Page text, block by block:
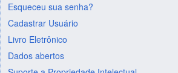
Esqueceu sua senha?
Cadastrar Usuário
Livro Eletrônico
Dados abertos